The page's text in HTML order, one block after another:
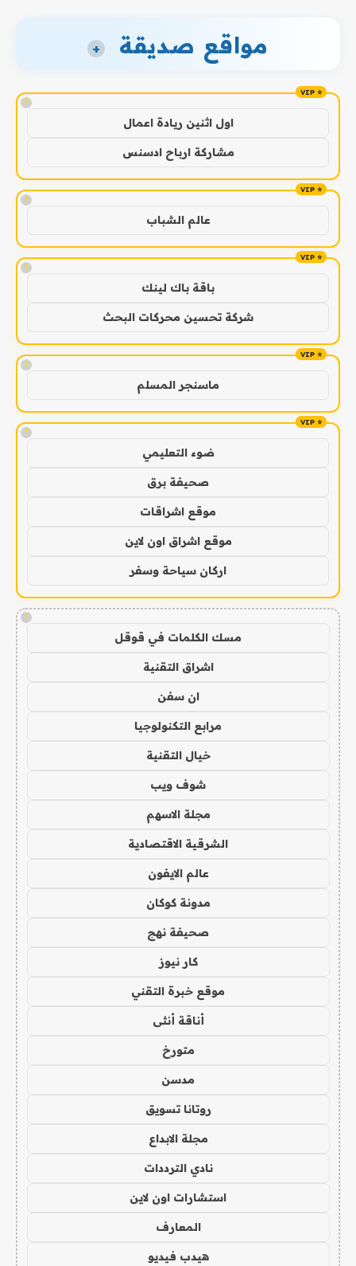
مواقع صديقة +
!
اول اثنين ريادة اعمال
مشاركة ارباح ادسنس
!
عالم الشباب
!
باقة باك لينك
شركة تحسين محركات البحث
!
ماسنجر المسلم
!
ضوء التعليمي
صحيفة برق
موقع اشراقات
موقع اشراق اون لاين
اركان سياحة وسفر
!
مسك الكلمات في قوقل
اشراق التقنية
ان سفن
مرابع التكنولوجيا
خيال التقنية
شوف ويب
مجلة الاسهم
الشرقية الاقتصادية
عالم الايفون
مدونة كوكان
صحيفة نهج
كار نيوز
موقع خبرة التقني
أناقة أنثى
متورخ
مدسن
روتانا تسويق
مجلة الابداع
نادي الترددات
استشارات اون لاين
المعارف
هيدب فيديو